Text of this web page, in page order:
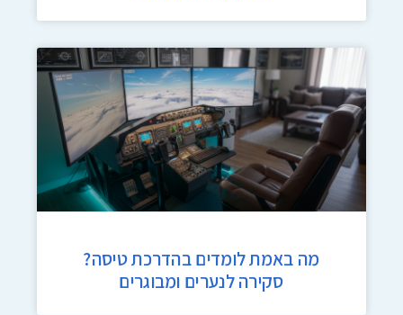
מה באמת לומדים בהדרכת טיסה?
סקירה לנערים ומבוגרים